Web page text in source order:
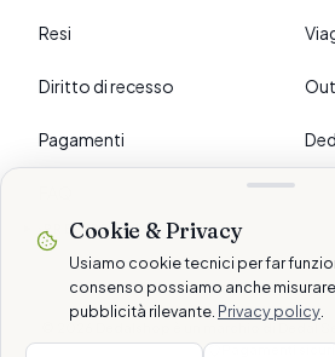
Resi
Diritto di recesso
Pagamenti
›PREFERENZE
Cookie & Privacy
Usiamo cookie tecnici per far
consenso possiamo anche
pubblicità rilevante. Privacy policy